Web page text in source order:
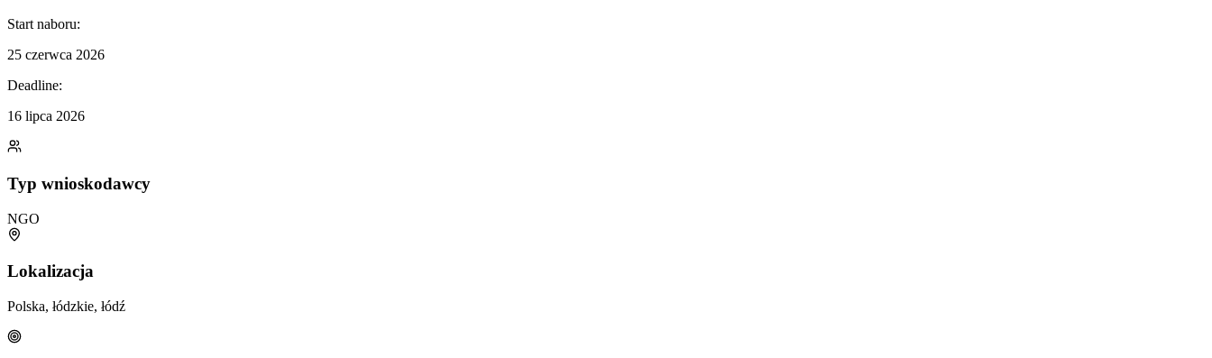
Start naboru:
25 czerwca 2026
Deadline:
16 lipca 2026
Typ wnioskodawcy
NGO
Lokalizacja
Polska, łódzkie, łódź